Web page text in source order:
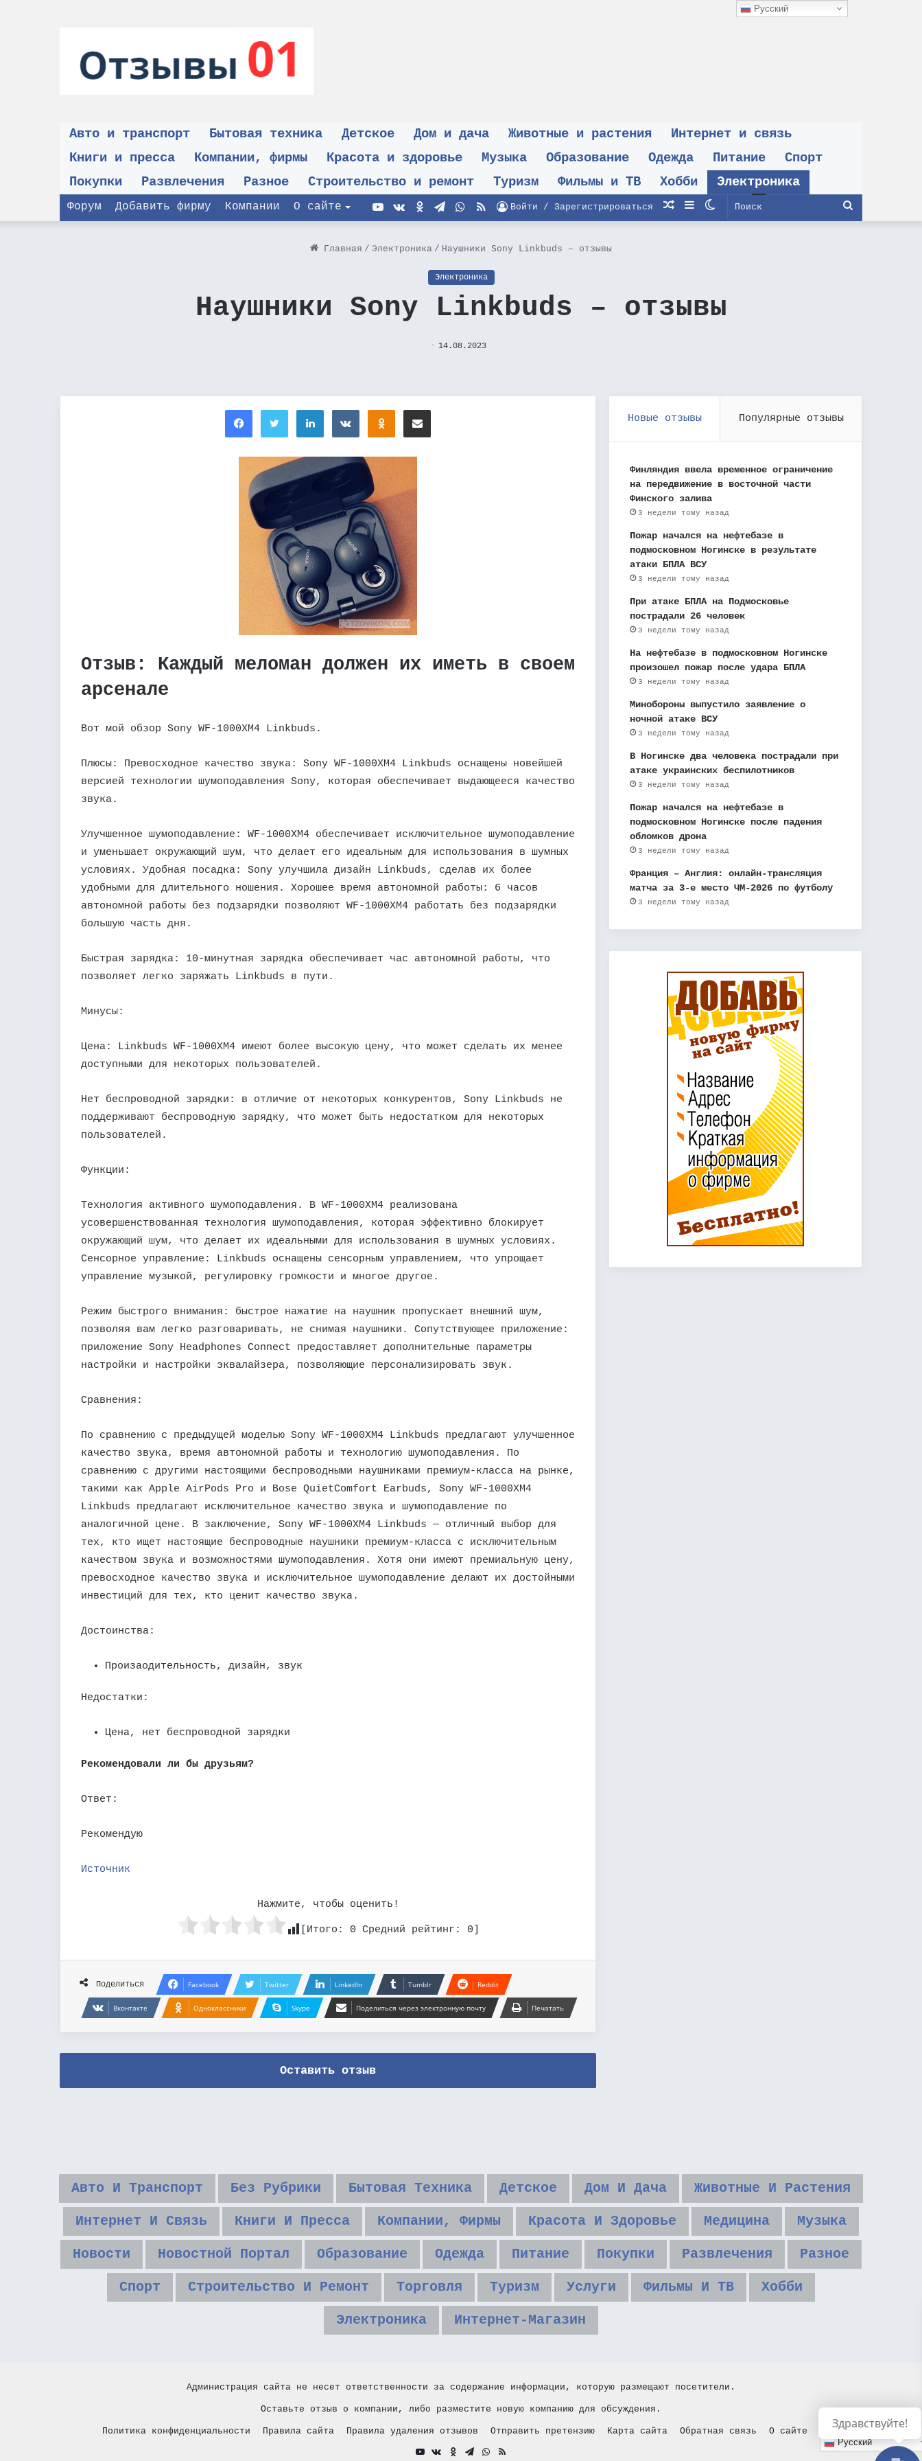
Авто и транспорт Бытовая техника Детское Дом и дача Животные и растения
Интернет и связь
Книги и пресса
Компании, фирмы Красота и здоровье Музыка Образование Одежда Питание
Спорт
Покупки
Развлечения Разное Строительство и ремонт Туризм Фильмы и ТВ Хобби Электроника
Форум Добавить фирму Компании О сайте Поиск
Switch
Sidebar
Случайная
Войти / Зарегистрироваться
RSS
WhatsApp
Telegram
Одноклассники
vk.com
YouTube
Главная / Электроника / Наушники Sony Linkbuds – отзывы
Электроника
Наушники Sony Linkbuds – отзывы
14.08.2023
FacebookTwitterLinkedInВконтактеОдноклассники
Поделиться через электронную почту
Отзыв: Каждый меломан должен их иметь в своем
арсенале
Вот мой обзор Sony WF-1000XM4 Linkbuds.
Плюсы: Превосходное качество звука: Sony WF-1000XM4 Linkbuds оснащены новейшей
версией технологии шумоподавления Sony, которая обеспечивает выдающееся качество
звука.
Улучшенное шумоподавление: WF-1000XM4 обеспечивает исключительное шумоподавление
и уменьшает окружающий шум, что делает его идеальным для использования в шумных
условиях. Удобная посадка: Sony улучшила дизайн Linkbuds, сделав их более
удобными для длительного ношения. Хорошее время автономной работы: 6 часов
автономной работы без подзарядки позволяют WF-1000XM4 работать без подзарядки
большую часть дня.
Быстрая зарядка: 10-минутная зарядка обеспечивает час автономной работы, что
позволяет легко заряжать Linkbuds в пути.
Минусы:
Цена: Linkbuds WF-1000XM4 имеют более высокую цену, что может сделать их менее
доступными для некоторых пользователей.
Нет беспроводной зарядки: в отличие от некоторых конкурентов, Sony Linkbuds не
поддерживают беспроводную зарядку, что может быть недостатком для некоторых
пользователей.
Функции:
Технология активного шумоподавления. В WF-1000XM4 реализована
усовершенствованная технология шумоподавления, которая эффективно блокирует
окружающий шум, что делает их идеальными для использования в шумных условиях.
Сенсорное управление: Linkbuds оснащены сенсорным управлением, что упрощает
управление музыкой, регулировку громкости и многое другое.
Режим быстрого внимания: быстрое нажатие на наушник пропускает внешний шум,
позволяя вам легко разговаривать, не снимая наушники. Сопутствующее приложение:
приложение Sony Headphones Connect предоставляет дополнительные параметры
настройки и настройки эквалайзера, позволяющие персонализировать звук.
Сравнения:
По сравнению с предыдущей моделью Sony WF-1000XM4 Linkbuds предлагают улучшенное
качество звука, время автономной работы и технологию шумоподавления. По
сравнению с другими настоящими беспроводными наушниками премиум-класса на рынке,
такими как Apple AirPods Pro и Bose QuietComfort Earbuds, Sony WF-1000XM4
Linkbuds предлагают исключительное качество звука и шумоподавление по
аналогичной цене. В заключение, Sony WF-1000XM4 Linkbuds — отличный выбор для
тех, кто ищет настоящие беспроводные наушники премиум-класса с исключительным
качеством звука и возможностями шумоподавления. Хотя они имеют премиальную цену,
превосходное качество звука и исключительное шумоподавление делают их достойными
инвестиций для тех, кто ценит качество звука.
Достоинства:
Произаодительность, дизайн, звук
Недостатки:
Цена, нет беспроводной зарядки
Рекомендовали ли бы друзьям?
Ответ:
Рекомендую
Источник
Нажмите, чтобы оценить!
[Итого: 0 Средний рейтинг: 0
Поделиться Facebook Twitter LinkedIn Tumblr Reddit
Вконтакте Одноклассники Skype Поделиться через электронную почту Печатать
Оставить отзыв
Новые отзывы Популярные отзывы
Финляндия ввела временное ограничение
на передвижение в восточной части
Финского залива
3 недели тому назад
Пожар начался на нефтебазе в
подмосковном Ногинске в результате
атаки БПЛА ВСУ
3 недели тому назад
При атаке БПЛА на Подмосковье
пострадали 26 человек
3 недели тому назад
На нефтебазе в подмосковном Ногинске
произошел пожар после удара БПЛА
3 недели тому назад
Минобороны выпустило заявление о
ночной атаке ВСУ
3 недели тому назад
В Ногинске два человека пострадали при
атаке украинских беспилотников
3 недели тому назад
Пожар начался на нефтебазе в
подмосковном Ногинске после падения
обломков дрона
3 недели тому назад
Франция – Англия: онлайн-трансляция
матча за 3-е место ЧМ-2026 по футболу
3 недели тому назад
Авто И Транспорт Без Рубрики Бытовая Техника Детское Дом И Дача Животные И Растения
Интернет И Связь Книги И Пресса Компании, Фирмы Красота И Здоровье Медицина Музыка
Новости Новостной Портал Образование Одежда Питание Покупки Развлечения Разное
Спорт Строительство И Ремонт Торговля Туризм Услуги Фильмы И ТВ Хобби
Электроника Интернет-Магазин
Администрация сайта не несет ответственности за содержание информации, которую размещают посетители.
Оставьте отзыв о компании, либо разместите новую компанию для обсуждения.
Политика конфиденциальности Правила сайта Правила удаления отзывов Отправить претензию Карта сайта Обратная связь
О сайте
Русский
YouTubevk.com
Одноклассники
Telegram
WhatsApp
RSS
Русский
Здравствуйте!